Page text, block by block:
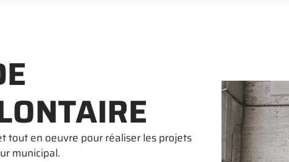
tout en oeuvre pour réaliser les projets
municipal.